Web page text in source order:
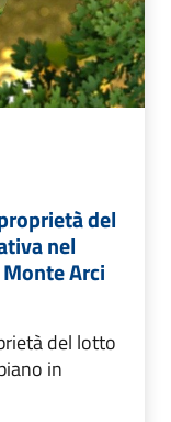
del
nel
Arci
del lotto
in